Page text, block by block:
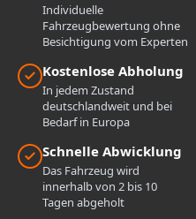
Individuelle
Fahrzeugbewertung ohne
Besichtigung vom Experten
Kostenlose Abholung
In jedem Zustand
deutschlandweit und bei
Bedarf in Europa
Schnelle Abwicklung
Das Fahrzeug wird
innerhalb von 2 bis 10
Tagen abgeholt